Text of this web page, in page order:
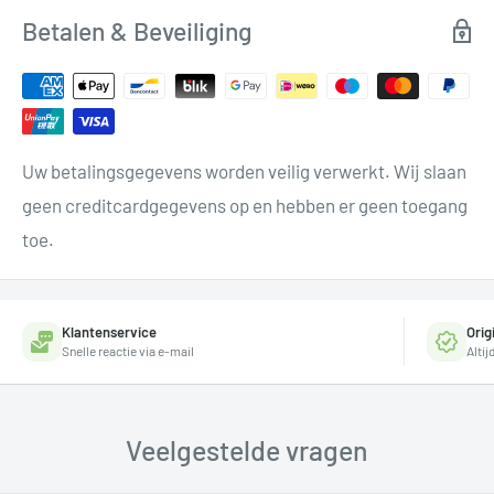
Betalen & Beveiliging
Uw betalingsgegevens worden veilig verwerkt. Wij slaan
geen creditcardgegevens op en hebben er geen toegang
toe.
Klantenservice
Snelle reactie via e-mail
Veelgestelde vragen